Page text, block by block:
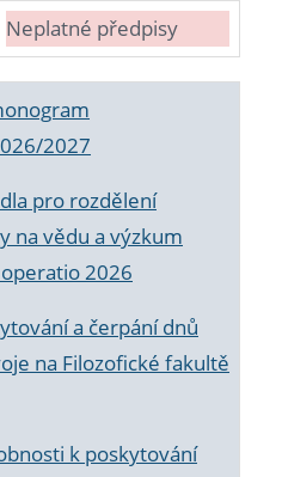
Neplatné předpisy
2027
pro rozdělení
na vědu a výzkum
2026
a čerpání dnů
na Filozofické fakultě
k poskytování